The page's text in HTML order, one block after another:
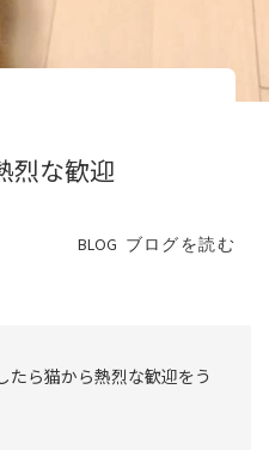
烈な歓迎
BLOG ブログを読む
たら猫から熱烈な歓迎をう